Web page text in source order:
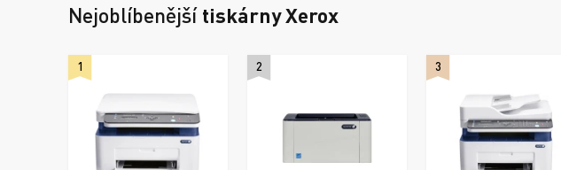
Nejoblíbenější tiskárny Xerox
1 2 3